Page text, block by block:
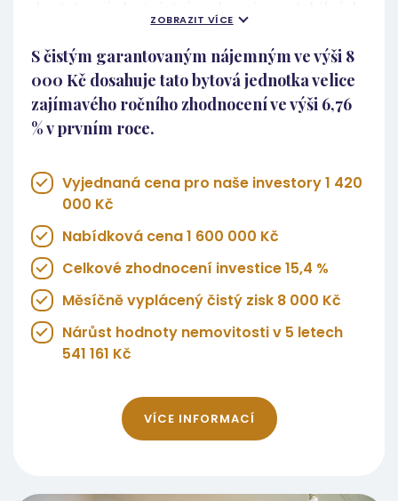
družstevní vlastnictví pod správou stabilních
družstvo v Orlové), což zajišťuje řádnou
údržbu domů a jasná pravidla pro podnájmy.
Rádi vám představujeme novou investiční
příležitost: bytovou jednotku 2+1 o výměře 53
Stav bytu a technické parametry Byt se
nachází v 1. patře kompletně revitalizovaného
panelového domu. Dům působí velmi čistým,
klidným a udržovaným dojmem. Zásadní
výhodou z pohledu investora je, že byt již
disponuje zděným jádrem. Koupelna se
sprchovým koutem a toaletou je v dobrém
technickém stavu, což nám umožňuje
stránku bytu, která nejvíce ovlivňuje výši
nájemného. Strategie "osvěžení" bytu
(Refresh) Na rozdíl od náročných
úpravy, které byt připraví pro nájemníka při
ZOBRAZIT VÍCE
S čistým garantovaným nájemným ve výši 8
000 Kč dosahuje tato bytová jednotka velice
zajímavého ročního zhodnocení ve výši 6,76
% v prvním roce.
Vyjednaná cena pro naše investory 1 420
000 Kč
Nabídková cena 1 600 000 Kč
Celkové zhodnocení investice 15,4 %
Měsíčně vyplácený čistý zisk 8 000 Kč
Nárůst hodnoty nemovitosti v 5 letech
541 161 Kč
VÍCE INFORMACÍ